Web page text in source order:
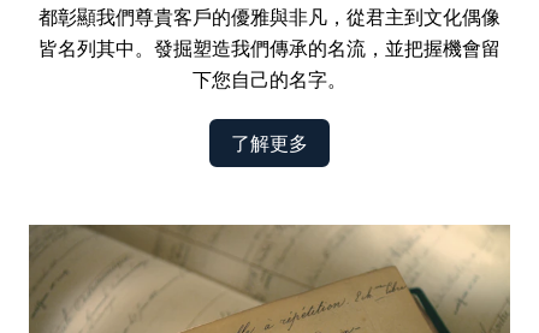
都彰顯我們尊貴客戶的優雅與非凡，從君主到文化偶像
皆名列其中。發掘塑造我們傳承的名流，並把握機會留
下您自己的名字。
了解更多